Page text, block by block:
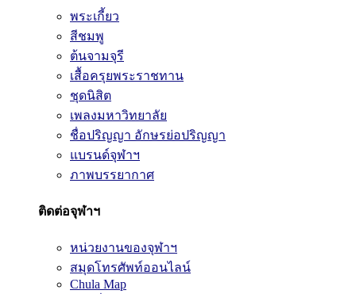
พระเกี้ยว
สีชมพู
ต้นจามจุรี
เสื้อครุยพระราชทาน
ชุดนิสิต
เพลงมหาวิทยาลัย
ชื่อปริญญา อักษรย่อปริญญา
แบรนด์จุฬาฯ
ภาพบรรยากาศ
ติดต่อจุฬาฯ
หน่วยงานของจุฬาฯ
สมุดโทรศัพท์ออนไลน์
Chula Map